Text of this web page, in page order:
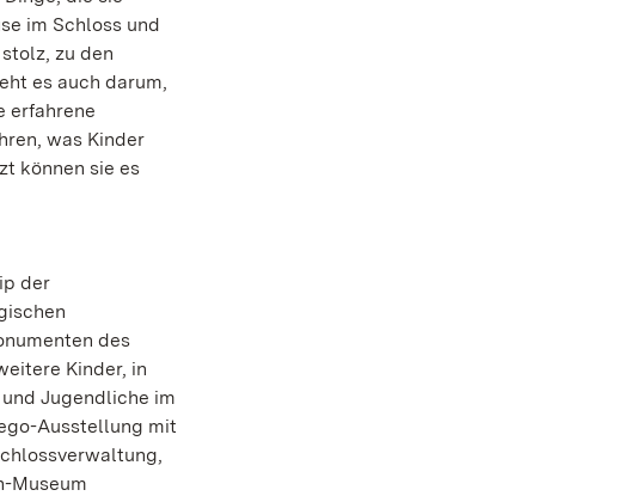
im Schloss und
zu den
es auch darum,
erfahrene
was Kinder
können sie es
der
des
Kinder, in
Jugendliche im
Ausstellung mit
Museum